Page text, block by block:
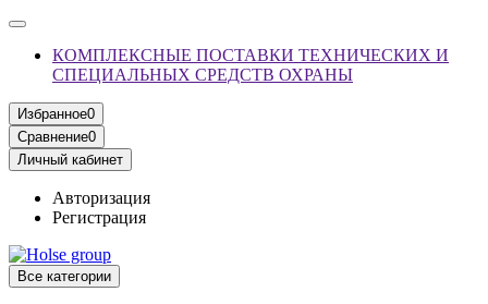
КОМПЛЕКСНЫЕ ПОСТАВКИ ТЕХНИЧЕСКИХ И
СПЕЦИАЛЬНЫХ СРЕДСТВ ОХРАНЫ
Избранное0
Сравнение0
Личный кабинет
Авторизация
Регистрация
Все категории